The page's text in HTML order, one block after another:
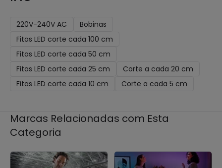
220V-240V AC
Bobinas
Fitas LED corte cada 100 cm
Fitas LED corte cada 50 cm
Fitas LED corte cada 25 cm
Corte a cada 20 cm
Fitas LED corte cada 10 cm
Corte a cada 5 cm
Marcas Relacionadas com Esta
Categoria